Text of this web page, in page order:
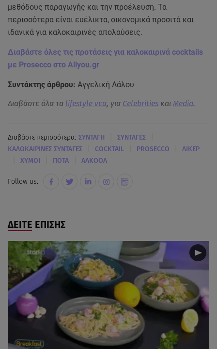
μεθόδους παραγωγής και την προέλευση. Τα
περισσότερα είναι ευέλικτα, οικονομικά προσιτά και
ιδανικά για καλοκαιρινές απολαύσεις.
Διαβάστε όλες τις προτάσεις για καλοκαιρινά cocktails
με Prosecco στο Allyou.gr
Συντάκτης άρθρου: Αγγελική Λάλου
Διαβάστε όλα τα lifestyle νεα, για Celebrities και Media.
Διαβάστε περισσότερα: ΣΥΝΤΑΓΗ ΣΥΝΤΑΓΕΣ
ΚΑΛΟΚΑΙΡΙΝΕΣ ΣΥΝΤΑΓΕΣ COCKTAIL PROSECCO ΛΙΚΕΡ
ΧΥΜΟΙ ΠΟΤΑ ΑΛΚΟΟΛ
Follow us:
ΔΕΙΤΕ ΕΠΙΣΗΣ